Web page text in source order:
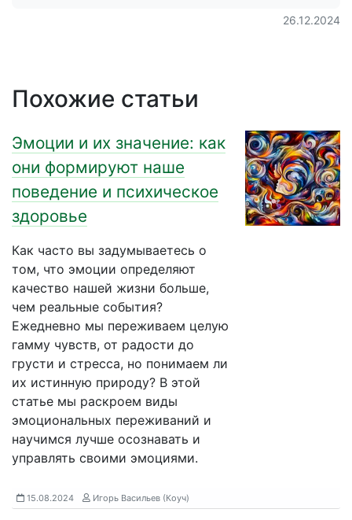
26.12.2024
Похожие статьи
Эмоции и их значение: как
они формируют наше
поведение и психическое
здоровье
Как часто вы задумываетесь о
том, что эмоции определяют
качество нашей жизни больше,
чем реальные события?
Ежедневно мы переживаем целую
гамму чувств, от радости до
грусти и стресса, но понимаем ли
их истинную природу? В этой
статье мы раскроем виды
эмоциональных переживаний и
научимся лучше осознавать и
управлять своими эмоциями.
15.08.2024 Игорь Васильев (Коуч)